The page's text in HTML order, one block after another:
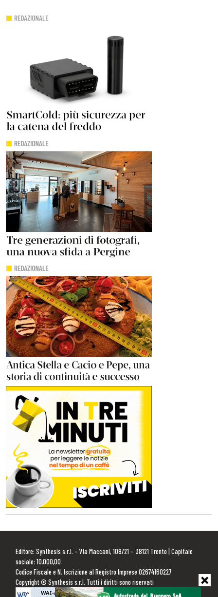
Editore: Synthesis s.r.l. – Via Maccani, 108/21 – 38121 Trento | Capitale
sociale: 10.000,00
Codice Fiscale e N. Iscrizione al Registro Imprese 02674160227
Copyright © Synthesis s.r.l. Tutti i diritti sono riservati